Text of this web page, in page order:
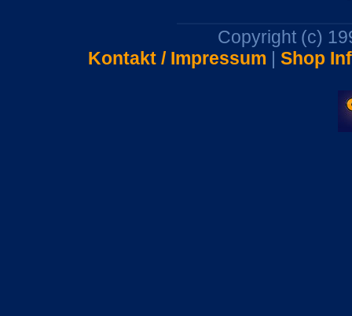
Copyright (c)
Kontakt / Impressum | Shop